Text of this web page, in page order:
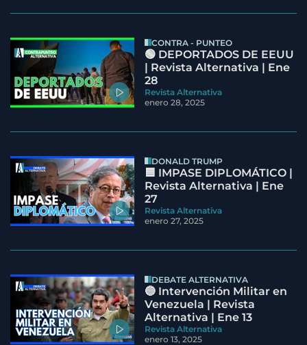
CONTRA - PUNTEO
🟢 DEPORTADOS DE EEUU
| Revista Alternativa | Ene
28
Revista Alternativa
enero 28, 2025
DONALD TRUMP
🟦 IMPASE DIPLOMÁTICO |
Revista Alternativa | Ene
27
Revista Alternativa
enero 27, 2025
DEBATE ALTERNATIVA
🔵 Intervención Militar en
Venezuela | Revista
Alternativa | Ene 13
Revista Alternativa
enero 13, 2025